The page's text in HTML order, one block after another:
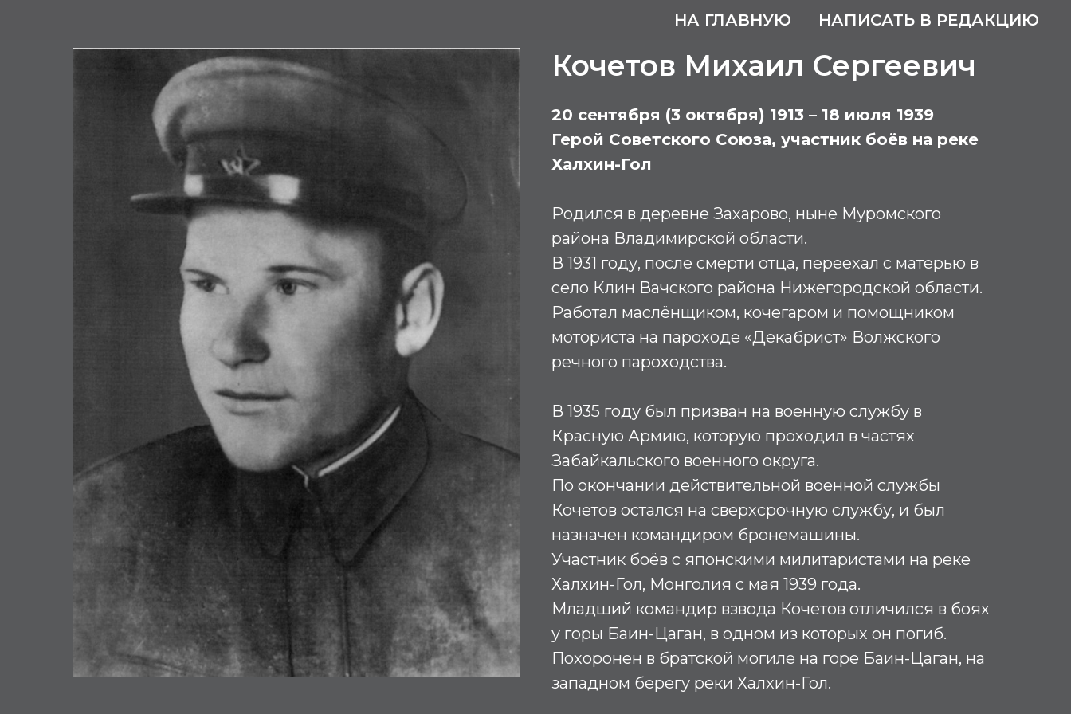
НА ГЛАВНУЮ НАПИСАТЬ В РЕДАКЦИЮ
Кочетов Михаил Сергеевич
20 сентября (3 октября) 1913 – 18 июля 1939
Герой Советского Союза, участник боёв на реке
Халхин-Гол
Родился в деревне Захарово, ныне Муромского
района Владимирской области.
В 1931 году, после смерти отца, переехал с матерью в
село Клин Вачского района Нижегородской области.
Работал маслёнщиком, кочегаром и помощником
моториста на пароходе «Декабрист» Волжского
речного пароходства.
В 1935 году был призван на военную службу в
Красную Армию, которую проходил в частях
Забайкальского военного округа.
По окончании действительной военной службы
Кочетов остался на сверхсрочную службу, и был
назначен командиром бронемашины.
Участник боёв с японскими милитаристами на реке
Халхин-Гол, Монголия с мая 1939 года.
Младший командир взвода Кочетов отличился в боях
у горы Баин-Цаган, в одном из которых он погиб.
Похоронен в братской могиле на горе Баин-Цаган, на
западном берегу реки Халхин-Гол.